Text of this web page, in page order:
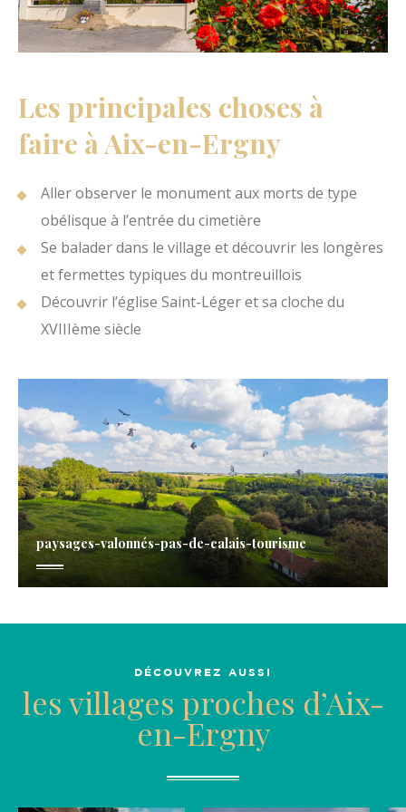
Les principales choses à
faire à Aix-en-Ergny
Aller observer le monument aux morts de type
obélisque à l’entrée du cimetière
Se balader dans le village et découvrir les longères
et fermettes typiques du montreuillois
Découvrir l’église Saint-Léger et sa cloche du
XVIIIème siècle
paysages-valonnés-pas-de-calais-tourisme
DÉCOUVREZ AUSSI
les villages proches d’Aix-
en-Ergny